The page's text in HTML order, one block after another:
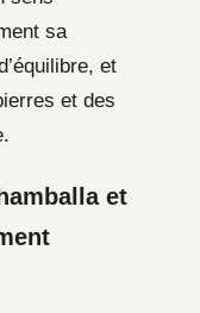
sa
et
et des
et